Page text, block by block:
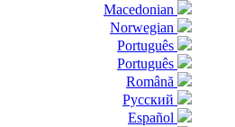
Macedonian
Norwegian
Português
Português
Română
Русский
Español